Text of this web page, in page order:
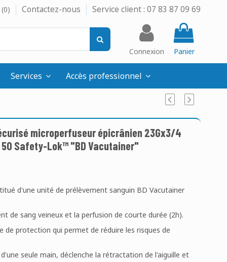
0) Contactez-nous Service client : 07 83 87 09 69
Connexion Panier
Services Accès professionnel
microperfuseur épicrânien 23Gx3/4
Safety-Lok™ "BD Vacutainer"
d'une unité de prélèvement sanguin BD Vacutainer
de sang veineux et la perfusion de courte durée (2h).
de protection qui permet de réduire les risques de
seule main, déclenche la rétractation de l'aiguille et